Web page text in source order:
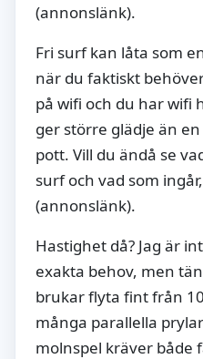
(annonslänk).
Fri surf kan låta som
när du faktiskt
på wifi och du har wifi
ger större glädje än
pott. Vill du ändå se
surf och vad som
(annonslänk).
Hastighet då? Jag är
exakta behov, men
brukar flyta fint från
många parallella
molnspel kräver både